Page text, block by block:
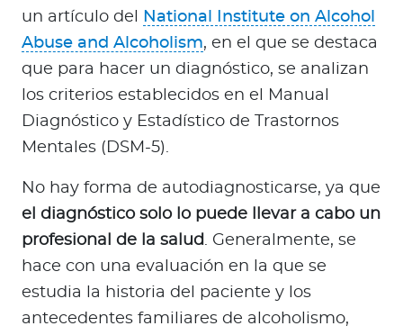
un artículo del
National Institute on Alcohol
Abuse and Alcoholism, en el que se destaca
que para hacer un diagnóstico, se analizan
los criterios establecidos en el Manual
Diagnóstico y Estadístico de Trastornos
Mentales (DSM-5).
No hay forma de autodiagnosticarse, ya que
el diagnóstico solo lo puede llevar a cabo un
profesional de la salud. Generalmente, se
hace con una evaluación en la que se
estudia la historia del paciente y los
antecedentes familiares de alcoholismo,